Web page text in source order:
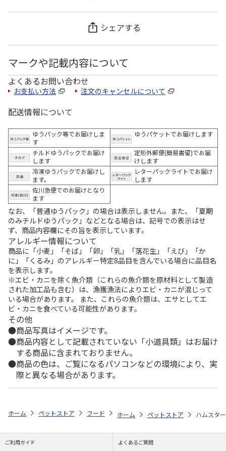
シェアする
マークや記載内容について
よくあるお問い合わせ
お支払い方法 注文のキャンセルについて
配送情報について
ゆうパック等でお届けしま
す
ゆうパケットでお届けします
チルドゆうパックでお届け
します
定形外郵便(簡易書留)でお届
けします
冷凍ゆうパックでお届けし
ます。
レターパックライトでお届け
します
佐川急便でのお届けとなり
ます
なお、「普通ゆうパック」の場合は表示しません。また、「夏期
のみチルドゆうパック」などとなる場合は、記号での表示はせ
ず、商品内容欄にその旨を表示しています。
アレルギー情報について
商品に「小麦」「そば」「卵」「乳」「落花生」「えび」「か
に」「くるみ」のアレルギー特定8品目を含んでいる場合に品目名
を表示します。
※エビ・カニを除く魚介類（これらの魚介類を原材料として製造
された加工品も含む）は、漁獲漁法によりエビ・カニが混じって
いる場合があります。 また、これらの魚介類は、エサとしてエ
ビ・カニを食べている可能性があります。
その他
商品写真はイメージです。
商品内容として記載されていない「小道具類」はお届け
する商品に含まれておりません。
商品の色は、ご覧になるパソコンなどの環境により、実
際と異なる場合があります。
ホーム ペットストア フード フード（小動物用） リス ハム
ホーム ペットストア ハムスタ
ご利用ガイド よくあるご質問